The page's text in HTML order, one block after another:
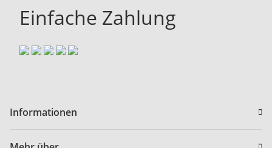
Einfache Zahlung
Informationen